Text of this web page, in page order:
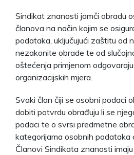
Sindikat znanosti jamči obradu
članova na način kojim se
podataka, uključujući zaštitu od
nezakonite obrade te od
oštećenja primjenom
organizacijskih mjera.
Svaki član čiji se osobni podaci
dobiti potvrdu obrađuju li se
podaci te o svrsi predmetne
kategorijama osobnih podataka
Članovi Sindikata znanosti